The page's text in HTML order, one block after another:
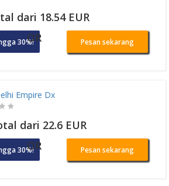
dari 18.54 EUR
30%!OR Pesan sekarang
Empire Dx
dari 22.6 EUR
30%!OR Pesan sekarang